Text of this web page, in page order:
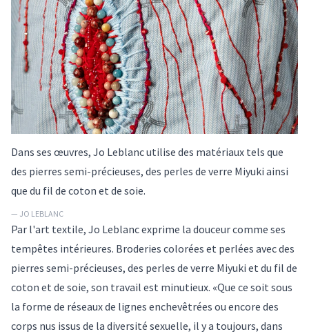
Dans ses œuvres, Jo Leblanc utilise des matériaux tels que
des pierres semi-précieuses, des perles de verre Miyuki ainsi
que du fil de coton et de soie.
— JO LEBLANC
Par l'art textile, Jo Leblanc exprime la douceur comme ses
tempêtes intérieures. Broderies colorées et perlées avec des
pierres semi-précieuses, des perles de verre Miyuki et du fil de
coton et de soie, son travail est minutieux. «Que ce soit sous
la forme de réseaux de lignes enchevêtrées ou encore des
corps nus issus de la diversité sexuelle, il y a toujours, dans